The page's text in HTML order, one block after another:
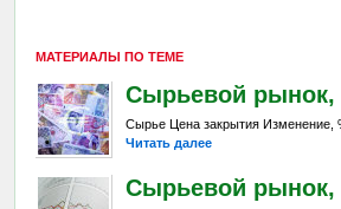
МАТЕРИАЛЫ ПО ТЕМЕ
Сырьевой рынок,
Сырье Цена закрытия Изменение,
Читать далее
Сырьевой рынок,